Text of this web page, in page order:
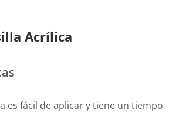
Acrílica
es fácil de aplicar y tiene un tiempo